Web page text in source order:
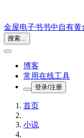
金屋电子书书中自有黄
搜索...
博客
常用在线工具
登录/注册
首页
小说